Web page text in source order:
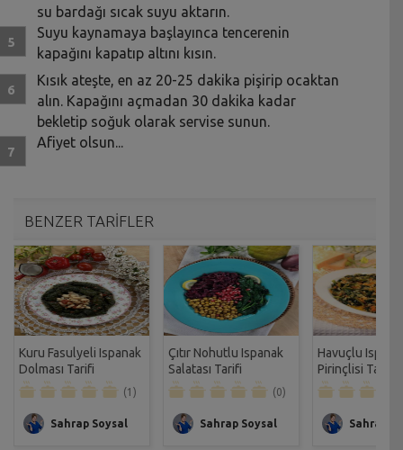
su bardağı sıcak suyu aktarın.
Suyu kaynamaya başlayınca tencerenin
kapağını kapatıp altını kısın.
Kısık ateşte, en az 20-25 dakika pişirip ocaktan
alın. Kapağını açmadan 30 dakika kadar
bekletip soğuk olarak servise sunun.
Afiyet olsun...
BENZER TARİFLER
Kuru Fasulyeli Ispanak
Dolması Tarifi
(1)
Sahrap Soysal
Çıtır Nohutlu Ispanak
Salatası Tarifi
(0)
Sahrap Soysal
Havuçlu
Pirinçlisi Tarifi
Sahrap